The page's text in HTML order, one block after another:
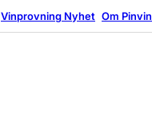
Vinprovning Nyhet Om